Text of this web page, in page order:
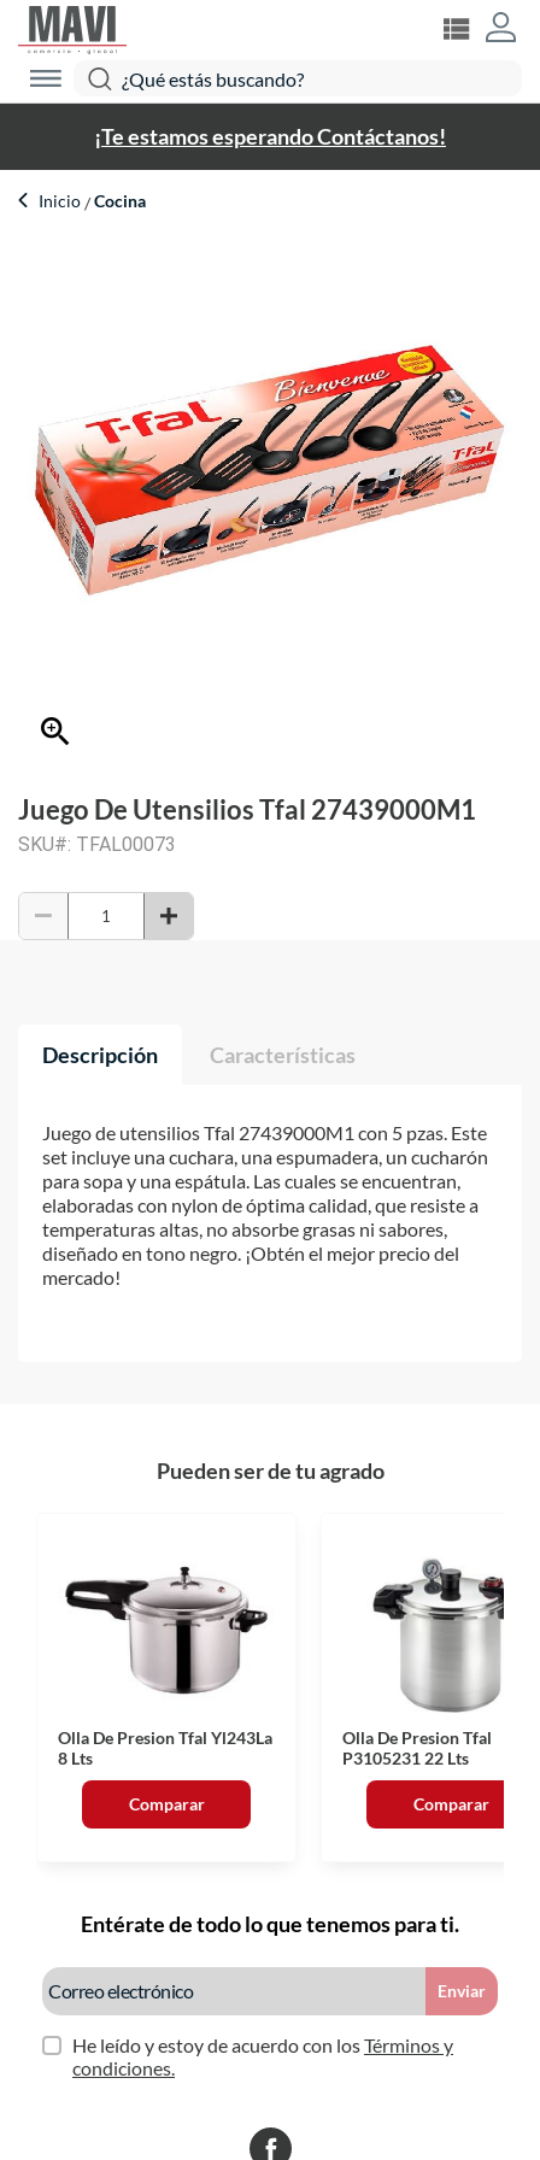
¡Te estamos esperando Contáctanos!
Inicio Cocina
zoom_in
Juego De Utensilios Tfal 27439000M1
SKU#: TFAL00073
Descripción Características
Juego de utensilios Tfal 27439000M1 con 5 pzas. Este
set incluye una cuchara, una espumadera, un cucharón
para sopa y una espátula. Las cuales se encuentran,
elaboradas con nylon de óptima calidad, que resiste a
temperaturas altas, no absorbe grasas ni sabores,
diseñado en tono negro. ¡Obtén el mejor precio del
mercado!
Pueden ser de tu agrado
Olla De Presion Tfal Yl243La
8 Lts
Comparar
Olla De Presion Tfal
P3105231 22 Lts
Comparar
Entérate de todo lo que tenemos para ti.
Enviar
He leído y estoy de acuerdo con losTérminos y
condiciones.